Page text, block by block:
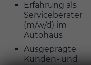
Erfahrung als
Serviceberater
(m/w/d) im
Autohaus
Ausgeprägte
Kunden- und